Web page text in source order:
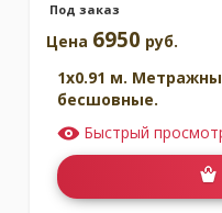
Под заказ
Цена 6950 руб.
1x0.91 м.
бесшовные.
Быстрый